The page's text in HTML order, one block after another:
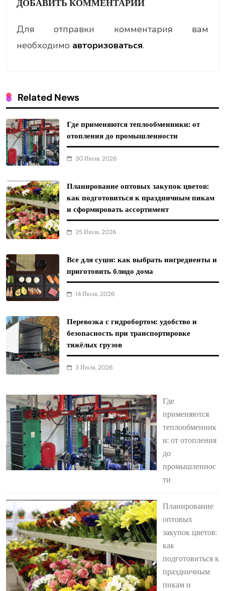
ДОБАВИТЬ КОММЕНТАРИЙ
Для отправки комментария вам
необходимо авторизоваться.
Related News
Где применяются теплообменники: от
отопления до промышленности
30 Июля, 2026
Планирование оптовых закупок цветов:
как подготовиться к праздничным пикам
и сформировать ассортимент
25 Июля, 2026
Все для суши: как выбрать ингредиенты и
приготовить блюдо дома
14 Июля, 2026
Перевозка с гидробортом: удобство и
безопасность при транспортировке
тяжёлых грузов
3 Июля, 2026
Где
применяются
теплообменник
и: от отопления
до
промышленнос
ти
Планирование
оптовых
закупок цветов:
как
подготовиться к
праздничным
пикам и